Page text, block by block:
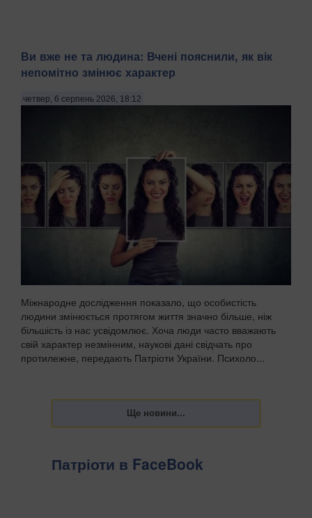
Ви вже не та людина: Вчені пояснили, як вік
непомітно змінює характер
четвер, 6 серпень 2026, 18:12
Міжнародне дослідження показало, що особистість
людини змінюється протягом життя значно більше, ніж
більшість із нас усвідомлює. Хоча люди часто вважають
свій характер незмінним, наукові дані свідчать про
протилежне, передають Патріоти України. Психоло...
Патріоти в FaceBook